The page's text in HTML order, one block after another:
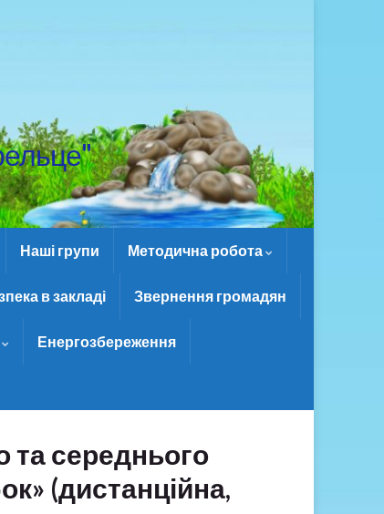
Наші групи Методична робота
в закладі Звернення громадян
Енергозбереження
та середнього
(дистанційна,